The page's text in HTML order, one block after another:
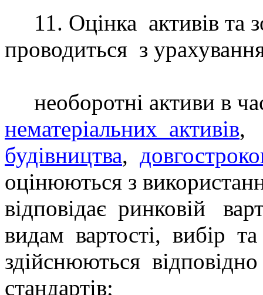
11. Оцінка активів та
проводиться з
необоротні активи в
нематеріальних активів,
будівництва,
оцінюються з
відповідає ринковій
видам вартості, вибір та
здійснюються відповідно
стандартів;